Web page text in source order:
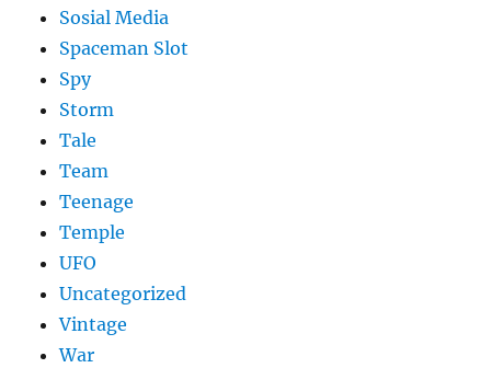
Sosial Media
Spaceman Slot
Spy
Storm
Tale
Team
Teenage
Temple
UFO
Uncategorized
Vintage
War